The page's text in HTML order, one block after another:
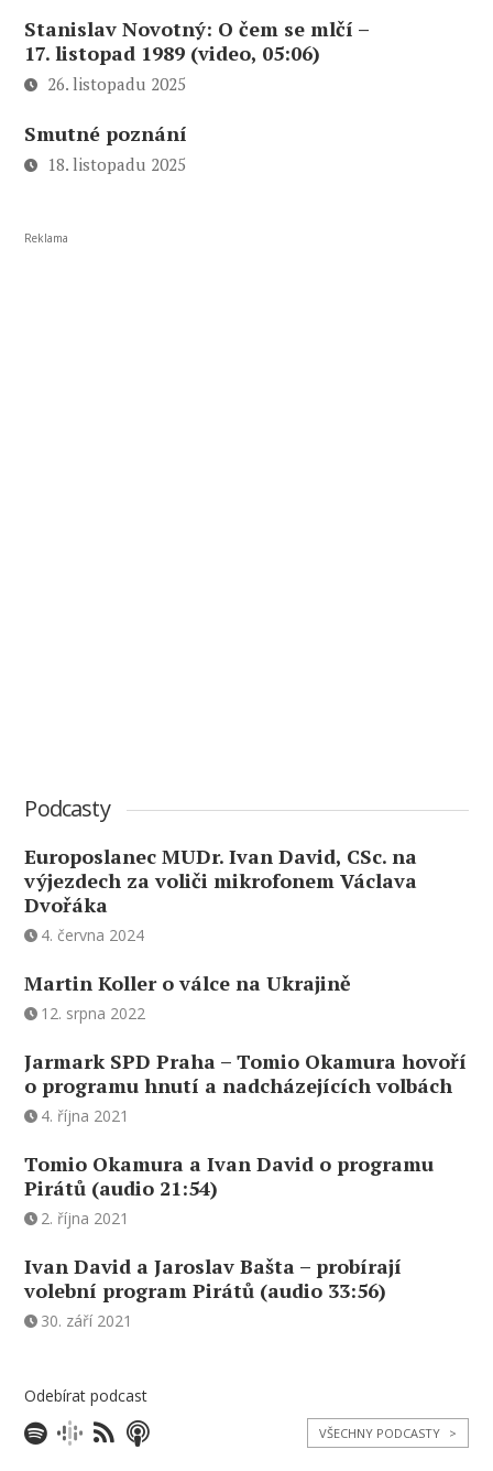
Stanislav Novotný: O čem se mlčí –
17. listopad 1989 (video, 05:06)
26. listopadu 2025
Smutné poznání
18. listopadu 2025
Reklama
Podcasty
Europoslanec MUDr. Ivan David, CSc. na
výjezdech za voliči mikrofonem Václava
Dvořáka
4. června 2024
Martin Koller o válce na Ukrajině
12. srpna 2022
Jarmark SPD Praha – Tomio Okamura hovoří
o programu hnutí a nadcházejících volbách
4. října 2021
Tomio Okamura a Ivan David o programu
Pirátů (audio 21:54)
2. října 2021
Ivan David a Jaroslav Bašta – probírají
volební program Pirátů (audio 33:56)
30. září 2021
Odebírat podcast
VŠECHNY PODCASTY >